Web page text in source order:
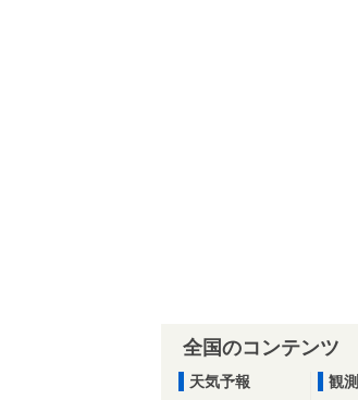
全国のコンテンツ
天気予報
観測